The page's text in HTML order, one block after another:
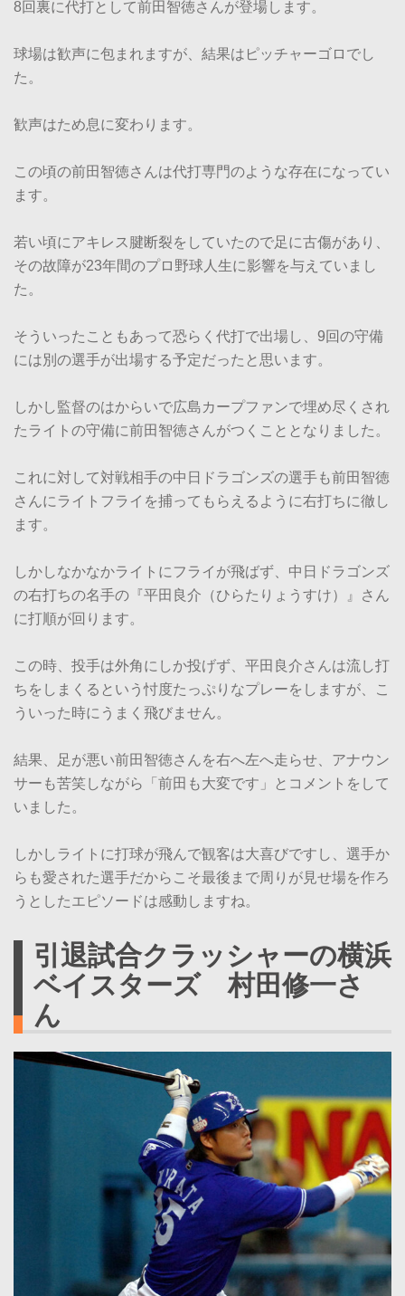
8回裏に代打として前田智徳さんが登場します。
球場は歓声に包まれますが、結果はピッチャーゴロでし
た。
歓声はため息に変わります。
この頃の前田智徳さんは代打専門のような存在になってい
ます。
若い頃にアキレス腱断裂をしていたので足に古傷があり、
その故障が23年間のプロ野球人生に影響を与えていまし
た。
そういったこともあって恐らく代打で出場し、9回の守備
には別の選手が出場する予定だったと思います。
しかし監督のはからいで広島カープファンで埋め尽くされ
たライトの守備に前田智徳さんがつくこととなりました。
これに対して対戦相手の中日ドラゴンズの選手も前田智徳
さんにライトフライを捕ってもらえるように右打ちに徹し
ます。
しかしなかなかライトにフライが飛ばず、中日ドラゴンズ
の右打ちの名手の『平田良介（ひらたりょうすけ）』さん
に打順が回ります。
この時、投手は外角にしか投げず、平田良介さんは流し打
ちをしまくるという忖度たっぷりなプレーをしますが、こ
ういった時にうまく飛びません。
結果、足が悪い前田智徳さんを右へ左へ走らせ、アナウン
サーも苦笑しながら「前田も大変です」とコメントをして
いました。
しかしライトに打球が飛んで観客は大喜びですし、選手か
らも愛された選手だからこそ最後まで周りが見せ場を作ろ
うとしたエピソードは感動しますね。
引退試合クラッシャーの横浜
ベイスターズ 村田修一さ
ん